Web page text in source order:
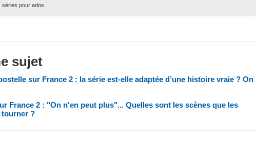
pour ados.
sujet
sur France 2 : la série est-elle adaptée d’une histoire vraie ? On
France 2 : "On n'en peut plus"... Quelles sont les scènes que les
tourner ?